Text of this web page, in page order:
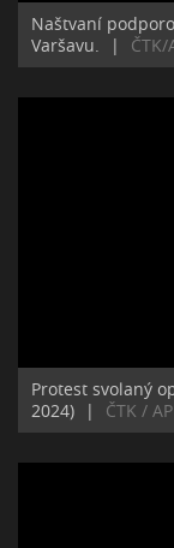
Naštvaní
Varšavu.
|
Protest svolaný
2024)
| ČTK /